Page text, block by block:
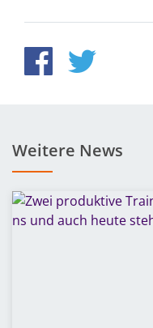
Weitere News